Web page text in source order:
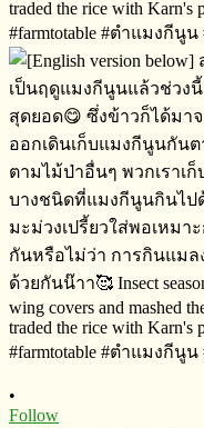
•
Follow